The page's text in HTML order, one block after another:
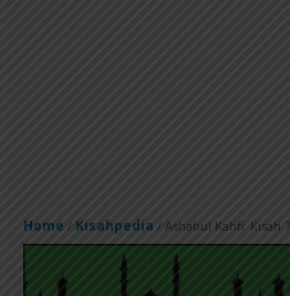
Home / Kisahpedia / Ashabul Kahfi: